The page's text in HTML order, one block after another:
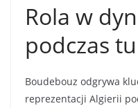
Rola w
podczas
Boudebouz odgrywa
reprezentacji Algierii